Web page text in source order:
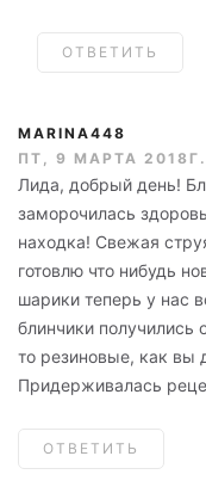
ОТВЕТИТЬ
MARINA448
ПТ, 9 МАРТА
Лида, добрый день!
заморочилась
находка! Свежая
готовлю что нибудь
шарики теперь у нас
блинчики получились
то резиновые, как вы
Придерживалась
ОТВЕТИТЬ